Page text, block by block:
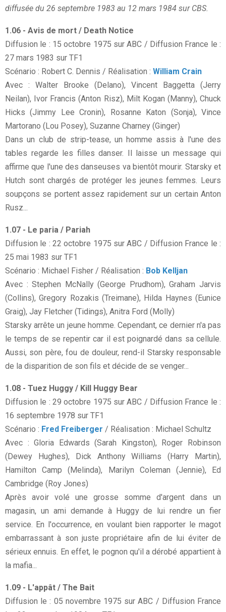
diffusée du 26 septembre 1983 au 12 mars 1984 sur CBS.
1.06 - Avis de mort / Death Notice
Diffusion le : 15 octobre 1975 sur ABC / Diffusion France le :
27 mars 1983 sur TF1
Scénario : Robert C. Dennis / Réalisation : William Crain
Avec : Walter Brooke (Delano), Vincent Baggetta (Jerry
Neilan), Ivor Francis (Anton Risz), Milt Kogan (Manny), Chuck
Hicks (Jimmy Lee Cronin), Rosanne Katon (Sonja), Vince
Martorano (Lou Posey), Suzanne Charney (Ginger)
Dans un club de strip-tease, un homme assis à l'une des
tables regarde les filles danser. Il laisse un message qui
affirme que l'une des danseuses va bientôt mourir. Starsky et
Hutch sont chargés de protéger les jeunes femmes. Leurs
soupçons se portent assez rapidement sur un certain Anton
Rusz...
1.07 - Le paria / Pariah
Diffusion le : 22 octobre 1975 sur ABC / Diffusion France le :
25 mai 1983 sur TF1
Scénario : Michael Fisher / Réalisation : Bob Kelljan
Avec : Stephen McNally (George Prudhom), Graham Jarvis
(Collins), Gregory Rozakis (Treimane), Hilda Haynes (Eunice
Graig), Jay Fletcher (Tidings), Anitra Ford (Molly)
Starsky arrête un jeune homme. Cependant, ce dernier n'a pas
le temps de se repentir car il est poignardé dans sa cellule.
Aussi, son père, fou de douleur, rend-il Starsky responsable
de la disparition de son fils et décide de se venger...
1.08 - Tuez Huggy / Kill Huggy Bear
Diffusion le : 29 octobre 1975 sur ABC / Diffusion France le :
16 septembre 1978 sur TF1
Scénario : Fred Freiberger / Réalisation : Michael Schultz
Avec : Gloria Edwards (Sarah Kingston), Roger Robinson
(Dewey Hughes), Dick Anthony Williams (Harry Martin),
Hamilton Camp (Melinda), Marilyn Coleman (Jennie), Ed
Cambridge (Roy Jones)
Après avoir volé une grosse somme d'argent dans un
magasin, un ami demande à Huggy de lui rendre un fier
service. En l'occurrence, en voulant bien rapporter le magot
embarrassant à son juste propriétaire afin de lui éviter de
sérieux ennuis. En effet, le pognon qu'il a dérobé appartient à
la mafia...
1.09 - L'appât / The Bait
Diffusion le : 05 novembre 1975 sur ABC / Diffusion France